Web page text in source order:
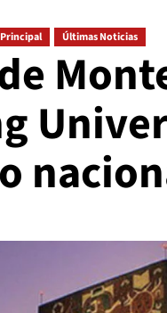
Principal Últimas Noticias